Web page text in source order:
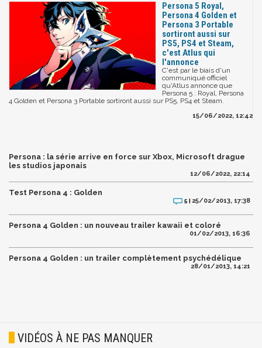
Persona 5 Royal,
Persona 4 Golden et
Persona 3 Portable
sortiront aussi sur
PS5, PS4 et Steam,
c'est Atlus qui
l'annonce
C'est par le biais d'un
communiqué officiel
qu'Atlus annonce que
Persona 5 : Royal, Persona
4 Golden et Persona 3 Portable sortiront aussi sur PS5, PS4 et Steam.
15/06/2022, 12:42
Persona : la série arrive en force sur Xbox, Microsoft drague
les studios japonais
12/06/2022, 22:14
Test Persona 4 : Golden
5 | 25/02/2013, 17:38
Persona 4 Golden : un nouveau trailer kawaii et coloré
01/02/2013, 16:36
Persona 4 Golden : un trailer complètement psychédélique
28/01/2013, 14:21
VIDÉOS À NE PAS MANQUER